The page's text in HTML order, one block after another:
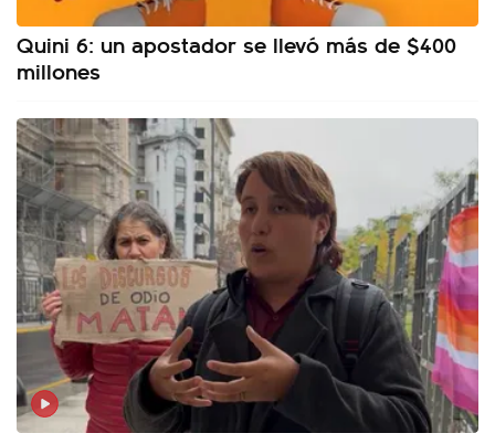
Quini 6: un apostador se llevó más de $400
millones